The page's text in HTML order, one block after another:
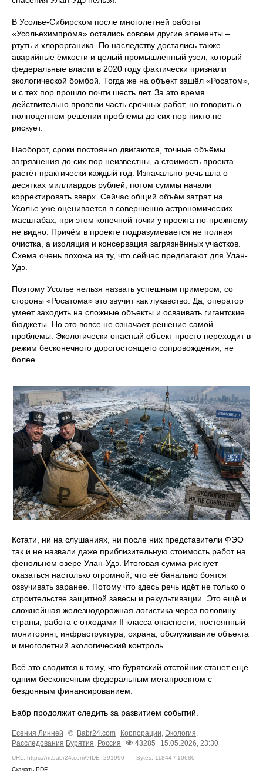
В Усолье-Сибирском после многолетней работы
«Усольехимпрома» остались совсем другие элементы –
ртуть и хлорорганика. По наследству достались также
аварийные ёмкости и целый промышленный узел, который
федеральные власти в 2020 году фактически признали
экологической бомбой. Тогда же на объект зашёл «Росатом»,
и с тех пор прошло почти шесть лет. За это время
действительно провели часть срочных работ, но говорить о
полноценном решении проблемы до сих пор никто не
рискует.
Наоборот, сроки постоянно двигаются, точные объёмы
загрязнения до сих пор неизвестны, а стоимость проекта
растёт практически каждый год. Изначально речь шла о
десятках миллиардов рублей, потом суммы начали
корректировать вверх. Сейчас общий объём затрат на
Усолье уже оценивается в совершенно астрономических
масштабах, при этом конечной точки у проекта по-прежнему
не видно. Причём в проекте подразумевается не полная
очистка, а изоляция и консервация загрязнённых участков.
Схема очень похожа на ту, что сейчас предлагают для Улан-
Удэ.
Поэтому Усолье нельзя назвать успешным примером, со
стороны «Росатома» это звучит как лукавство. Да, оператор
умеет заходить на сложные объекты и осваивать гигантские
бюджеты. Но это вовсе не означает решение самой
проблемы. Экологически опасный объект просто переходит в
режим бесконечного дорогостоящего сопровождения, не
более.
Кстати, ни на слушаниях, ни после них представители ФЭО
так и не назвали даже приблизительную стоимость работ на
фенольном озере Улан-Удэ. Итоговая сумма рискует
оказаться настолько огромной, что её банально боятся
озвучивать заранее. Потому что здесь речь идёт не только о
строительстве защитной завесы и рекультивации. Это ещё и
сложнейшая железнодорожная логистика через половину
страны, работа с отходами II класса опасности, постоянный
мониторинг, инфраструктура, охрана, обслуживание объекта
и многолетний экологический контроль.
Всё это сводится к тому, что бурятский отстойник станет ещё
одним бесконечным федеральным мегапроектом с
бездонным финансированием.
Бабр продолжит следить за развитием событий.
Есения Линней © Babr24.com Корпорации Экология
Расследования Бурятия, Россия 43285 15.05.2026, 23:30
URL: https://m.babr24.com/?IDE=291990
Bytes: 11844 / 10680
Скачать PDF